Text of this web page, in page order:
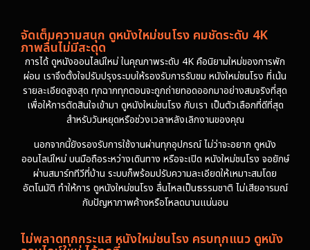
จัดเต็มความสนุก ดูหนังใหม่ชนโรง คมชัดระดับ 4K
ภาพลื่นไม่มีสะดุด
การได้ ดูหนังออนไลน์ใหม่ ในคุณภาพระดับ 4K คือนิยามใหม่ของการพัก
ผ่อน เราจึงตั้งใจปรับปรุงระบบให้รองรับการรับชม หนังใหม่ชนโรง ที่เน้น
รายละเอียดสูงสุด ทุกฉากทุกตอนจะถูกถ่ายทอดออกมาอย่างสมจริงที่สุด
เพื่อให้การตัดสินใจเข้ามา ดูหนังใหม่ชนโรง กับเรา เป็นตัวเลือกที่ดีที่สุด
สำหรับวันหยุดหรือช่วงเวลาหลังเลิกงานของคุณ
นอกจากนี้ยังรองรับการใช้งานผ่านทุกอุปกรณ์ ไม่ว่าจะอยาก ดูหนัง
ออนไลน์ใหม่ บนมือถือระหว่างเดินทาง หรือจะเปิด หนังใหม่ชนโรง จอยักษ์
ผ่านสมาร์ททีวีที่บ้าน ระบบก็พร้อมปรับความละเอียดให้เหมาะสมโดย
อัตโนมัติ ทำให้การ ดูหนังใหม่ชนโรง ลื่นไหลเป็นธรรมชาติ ไม่เสียอารมณ์
กับปัญหาภาพค้างหรือโหลดนานแน่นอน
ไม่พลาดทุกกระแส หนังใหม่ชนโรง ครบทุกแนว ดูหนัง